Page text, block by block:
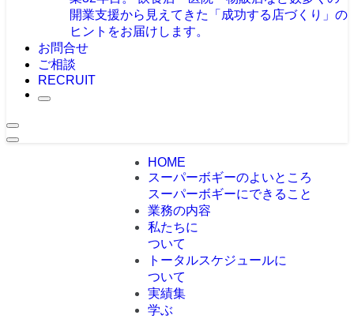
開業支援から見えてきた「成功する店づくり」の
ヒントをお届けします。
お問合せ
ご相談
RECRUIT
HOME
スーパーボギーのよいところ
スーパーボギーにできること
業務の内容
私たちに
ついて
トータルスケジュールに
ついて
実績集
学ぶ